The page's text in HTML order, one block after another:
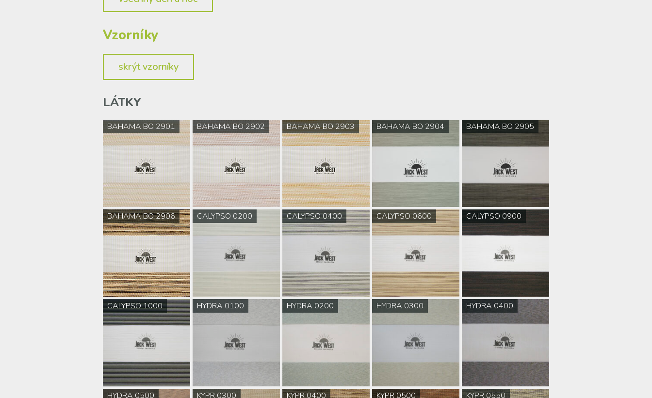
Vzorníky
skrýtvzorníky
LÁTKY
BAHAMA BO 2901 BAHAMA BO 2902 BAHAMA BO 2903 BAHAMA BO 2904 BAHAMA BO 2905
BAHAMA BO 2906 CALYPSO 0200 CALYPSO 0400 CALYPSO 0600 CALYPSO 0900
CALYPSO 1000 HYDRA 0100 HYDRA 0200 HYDRA 0300 HYDRA 0400
HYDRA 0500 KYPR 0300 KYPR 0400 KYPR 0500 KYPR 0550